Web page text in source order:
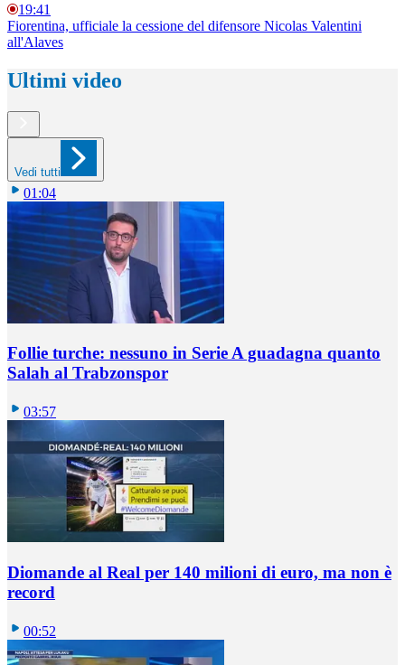
19:41
Fiorentina, ufficiale la cessione del difensore Nicolas Valentini
all'Alaves
Ultimi video
Vedi tutti
01:04
Follie turche: nessuno in Serie A guadagna quanto
Salah al Trabzonspor
03:57
Diomande al Real per 140 milioni di euro, ma non è
record
00:52